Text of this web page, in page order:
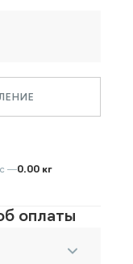
—0.00 кг
оплаты